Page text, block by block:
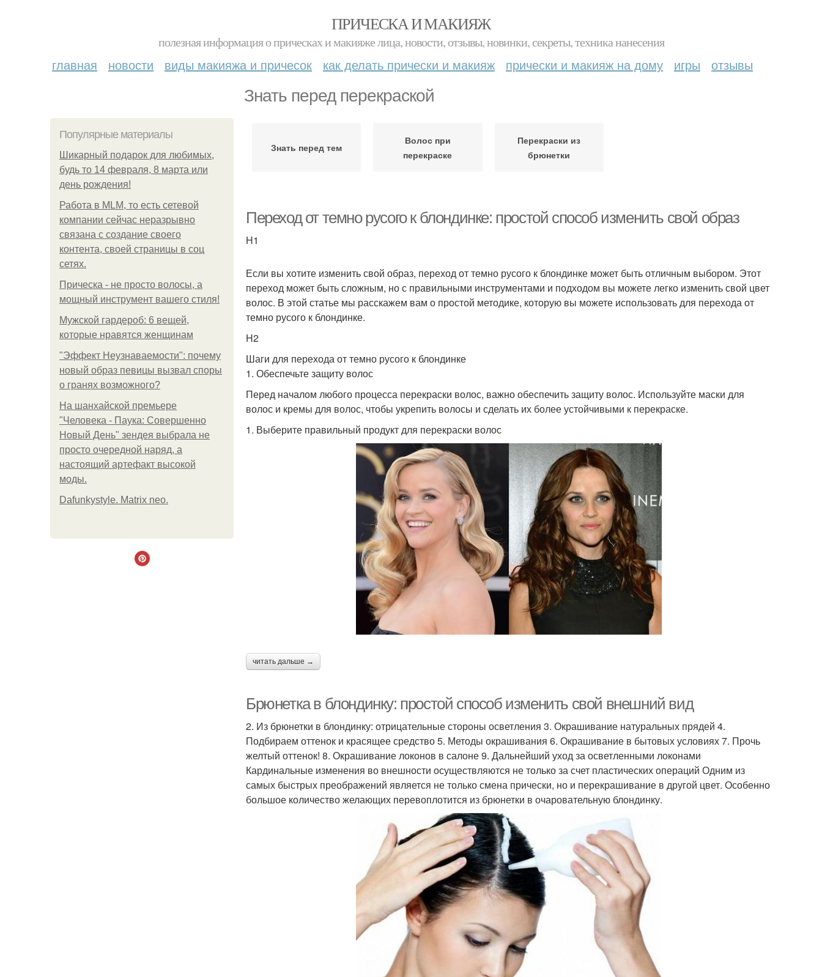
ПРИЧЕСКА И МАКИЯЖ
полезная информация о прическах и макияже лица, новости, отзывы, новинки, секреты, техника нанесения
главная новости виды макияжа и причесок как делать прически и макияж прически и макияж на дому игры отзывы
Знать перед перекраской
Популярные материалы
Шикарный подарок для любимых,
будь то 14 февраля, 8 марта или
день рождения!
Работа в MLM, то есть сетевой
компании сейчас неразрывно
связана с создание своего
контента, своей страницы в соц
сетях.
Прическа - не просто волосы, а
мощный инструмент вашего стиля!
Мужской гардероб: 6 вещей,
которые нравятся женщинам
"Эффект Неузнаваемости": почему
новый образ певицы вызвал споры
о гранях возможного?
На шанхайской премьере
"Человека - Паука: Совершенно
Новый День" зендея выбрала не
просто очередной наряд, а
настоящий артефакт высокой
моды.
Dafunkystyle. Matrix neo.
Знать перед тем
Волос при
перекраске
Перекраски из
брюнетки
Переход от темно русого к блондинке: простой способ изменить свой образ
H1
Если вы хотите изменить свой образ, переход от темно русого к блондинке может быть отличным выбором. Этот
переход может быть сложным, но с правильными инструментами и подходом вы можете легко изменить свой цвет
волос. В этой статье мы расскажем вам о простой методике, которую вы можете использовать для перехода от
темно русого к блондинке.
H2
Шаги для перехода от темно русого к блондинке
1. Обеспечьте защиту волос
Перед началом любого процесса перекраски волос, важно обеспечить защиту волос. Используйте маски для
волос и кремы для волос, чтобы укрепить волосы и сделать их более устойчивыми к перекраске.
1. Выберите правильный продукт для перекраски волос
читать дальше →
Брюнетка в блондинку: простой способ изменить свой внешний вид
2. Из брюнетки в блондинку: отрицательные стороны осветления 3. Окрашивание натуральных прядей 4.
Подбираем оттенок и красящее средство 5. Методы окрашивания 6. Окрашивание в бытовых условиях 7. Прочь
желтый оттенок! 8. Окрашивание локонов в салоне 9. Дальнейший уход за осветленными локонами
Кардинальные изменения во внешности осуществляются не только за счет пластических операций Одним из
самых быстрых преображений является не только смена прически, но и перекрашивание в другой цвет. Особенно
большое количество желающих перевоплотится из брюнетки в очаровательную блондинку.